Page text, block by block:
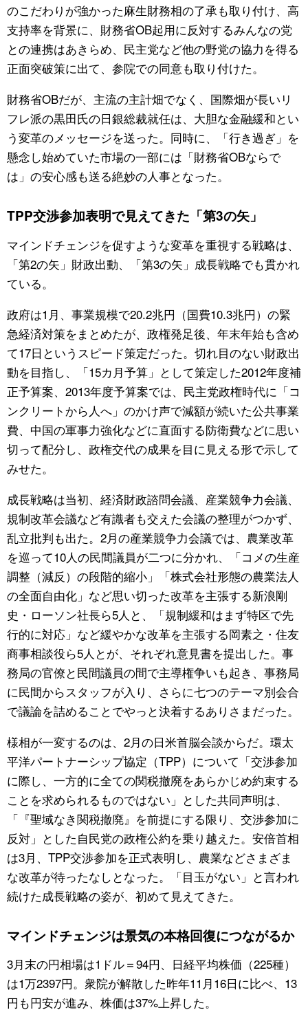
のこだわりが強かった麻生財務相の了承も取り付け、高
支持率を背景に、財務省OB起用に反対するみんなの党
との連携はあきらめ、民主党など他の野党の協力を得る
正面突破策に出て、参院での同意も取り付けた。
財務省OBだが、主流の主計畑でなく、国際畑が長いリ
フレ派の黒田氏の日銀総裁就任は、大胆な金融緩和とい
う変革のメッセージを送った。同時に、「行き過ぎ」を
懸念し始めていた市場の一部には「財務省OBならで
は」の安心感も送る絶妙の人事となった。
TPP交渉参加表明で見えてきた「第3の矢」
マインドチェンジを促すような変革を重視する戦略は、
「第2の矢」財政出動、「第3の矢」成長戦略でも貫かれ
ている。
政府は1月、事業規模で20.2兆円（国費10.3兆円）の緊
急経済対策をまとめたが、政権発足後、年末年始も含め
て17日というスピード策定だった。切れ目のない財政出
動を目指し、「15カ月予算」として策定した2012年度補
正予算案、2013年度予算案では、民主党政権時代に「コ
ンクリートから人へ」のかけ声で減額が続いた公共事業
費、中国の軍事力強化などに直面する防衛費などに思い
切って配分し、政権交代の成果を目に見える形で示して
みせた。
成長戦略は当初、経済財政諮問会議、産業競争力会議、
規制改革会議など有識者も交えた会議の整理がつかず、
乱立批判も出た。2月の産業競争力会議では、農業改革
を巡って10人の民間議員が二つに分かれ、「コメの生産
調整（減反）の段階的縮小」「株式会社形態の農業法人
の全面自由化」など思い切った改革を主張する新浪剛
史・ローソン社長ら5人と、「規制緩和はまず特区で先
行的に対応」など緩やかな改革を主張する岡素之・住友
商事相談役ら5人とが、それぞれ意見書を提出した。事
務局の官僚と民間議員の間で主導権争いも起き、事務局
に民間からスタッフが入り、さらに七つのテーマ別会合
で議論を詰めることでやっと決着するありさまだった。
様相が一変するのは、2月の日米首脳会談からだ。環太
平洋パートナーシップ協定（TPP）について「交渉参加
に際し、一方的に全ての関税撤廃をあらかじめ約束する
ことを求められるものではない」とした共同声明は、
「『聖域なき関税撤廃』を前提にする限り、交渉参加に
反対」とした自民党の政権公約を乗り越えた。安倍首相
は3月、TPP交渉参加を正式表明し、農業などさまざま
な改革が待ったなしとなった。「目玉がない」と言われ
続けた成長戦略の姿が、初めて見えてきた。
マインドチェンジは景気の本格回復につながるか
3月末の円相場は1ドル＝94円、日経平均株価（225種）
は1万2397円。衆院が解散した昨年11月16日に比べ、13
円も円安が進み、株価は37%上昇した。